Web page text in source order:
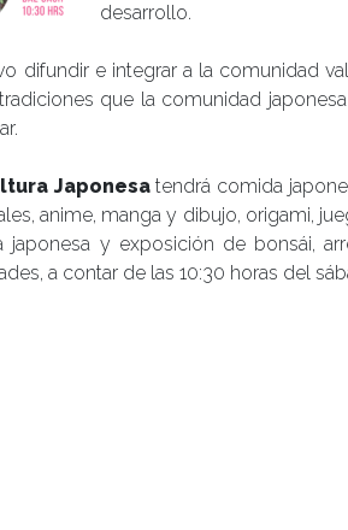
desarrollo.
difundir e integrar a la comunidad
que la comunidad
Japonesatendrá comida
anime, manga y dibujo, origami,
japonesa y exposición de bonsái,
a contar de las 10:30 horas del